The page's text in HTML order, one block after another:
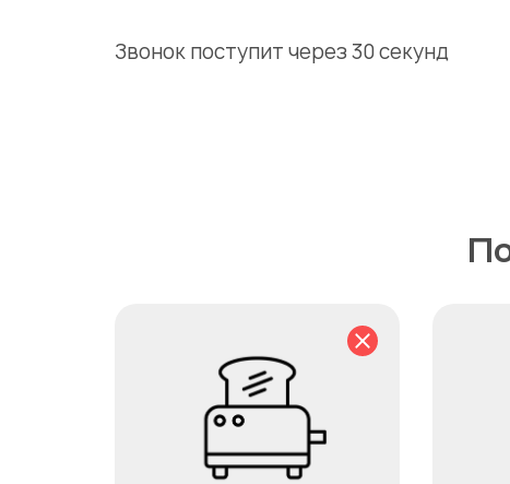
Звонок поступит через 30 секунд